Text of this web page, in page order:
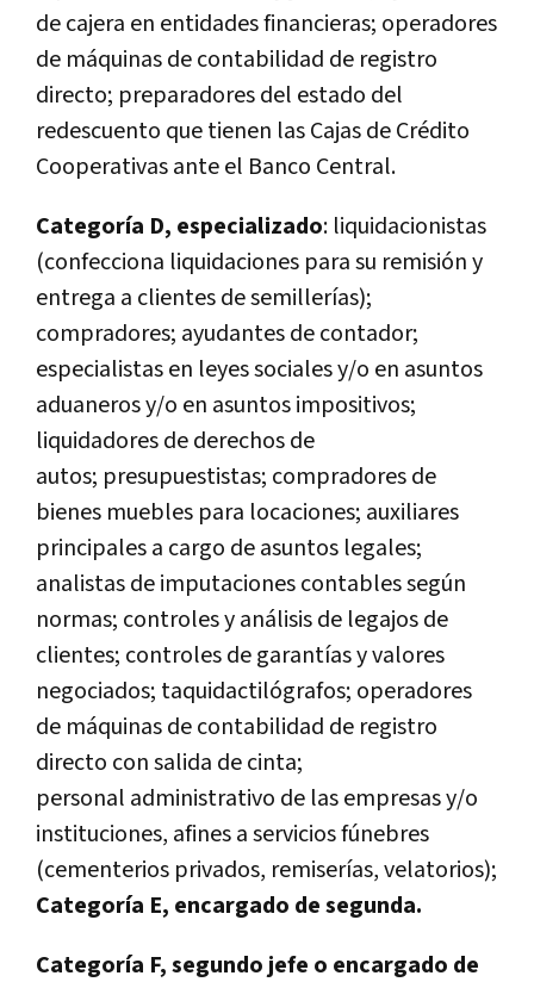
de cajera en entidades financieras; operadores
de máquinas de contabilidad de registro
directo; preparadores del estado del
redescuento que tienen las Cajas de Crédito
Cooperativas ante el Banco Central.
Categoría D, especializado: liquidacionistas
(confecciona liquidaciones para su remisión y
entrega a clientes de semillerías);
compradores; ayudantes de contador;
especialistas en leyes sociales y/o en asuntos
aduaneros y/o en asuntos impositivos;
liquidadores de derechos de
autos; presupuestistas; compradores de
bienes muebles para locaciones; auxiliares
principales a cargo de asuntos legales;
analistas de imputaciones contables según
normas; controles y análisis de legajos de
clientes; controles de garantías y valores
negociados; taquidactilógrafos; operadores
de máquinas de contabilidad de registro
directo con salida de cinta;
personal administrativo de las empresas y/o
instituciones, afines a servicios fúnebres
(cementerios privados, remiserías, velatorios);
Categoría E, encargado de segunda.
Categoría F, segundo jefe o encargado de